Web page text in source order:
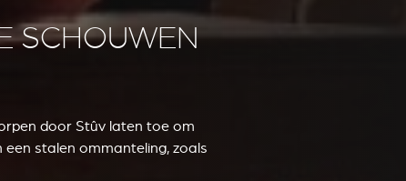
SCHOUWEN
door Stûv laten toe om
stalen ommanteling, zoals